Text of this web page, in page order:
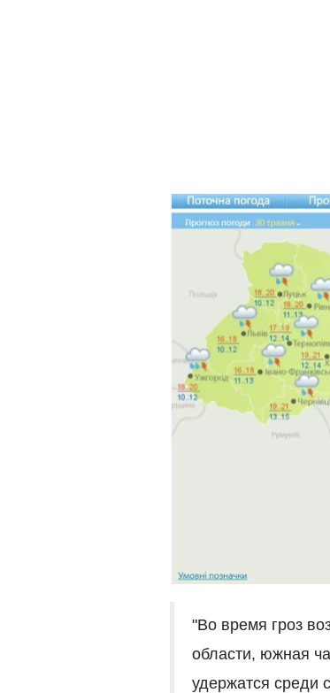
"Во время гроз
области, южная
удержатся среди